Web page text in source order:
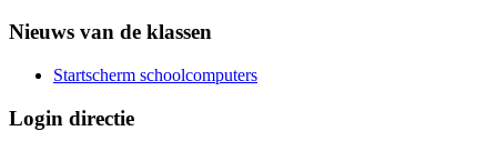
Nieuws van de klassen
Startscherm schoolcomputers
Login directie